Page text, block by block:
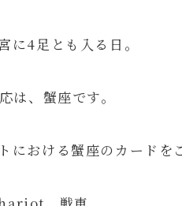
に4足とも入る日。
は、蟹座です。
おける蟹座のカードを